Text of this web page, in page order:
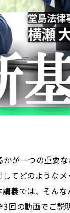
が一つの重要な
てどのような
義では、そんな
回の動画でご説